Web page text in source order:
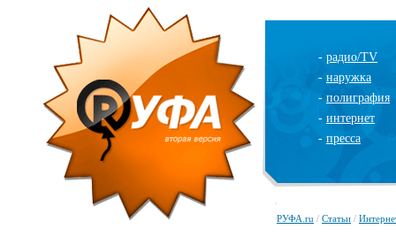
- радио/TV
- наружка
- полиграфия
- интернет
- пресса
РУФА.ru / Статьи /